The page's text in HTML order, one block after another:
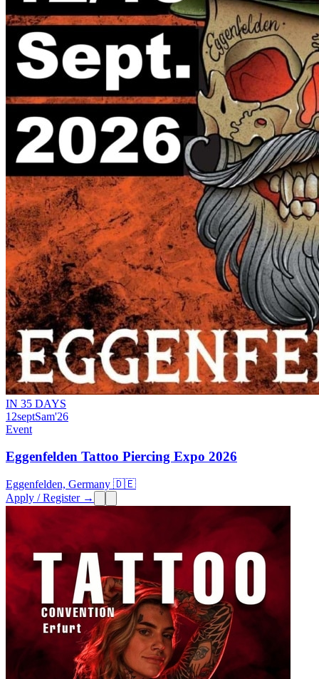
IN 35 DAYS
12septSam'26
Event
Eggenfelden Tattoo Piercing Expo 2026
Eggenfelden, Germany 🇩🇪
Apply / Register →